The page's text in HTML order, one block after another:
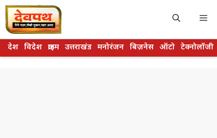
Skip
to
content
देश विदेश क्राइम उत्तराखंड मनोरंजन बिज़नेस ऑटो टेक्नोलॉजी